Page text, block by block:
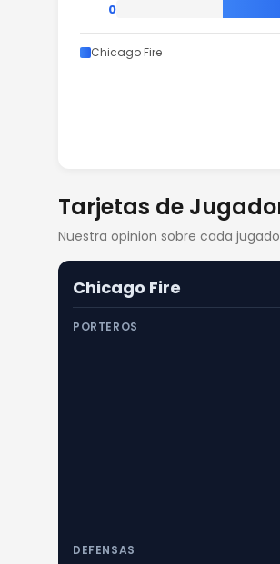
0
Chicago Fire
Tarjetas de
Nuestra opinion sobre cada
Chicago Fire
PORTEROS
DEFENSAS